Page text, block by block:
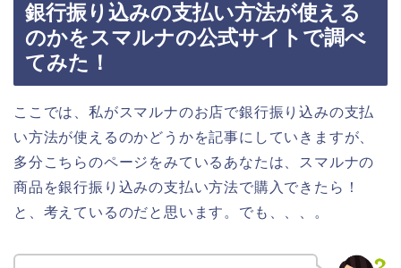
銀行振り込みの支払い方法が使える
のかをスマルナの公式サイトで調べ
てみた！
ここでは、私がスマルナのお店で銀行振り込みの支払
い方法が使えるのかどうかを記事にしていきますが、
多分こちらのページをみているあなたは、スマルナの
商品を銀行振り込みの支払い方法で購入できたら！
と、考えているのだと思います。でも、、、。